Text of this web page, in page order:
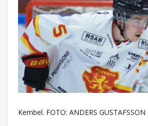
Kembel. FOTO: ANDERS GUSTAFSSON